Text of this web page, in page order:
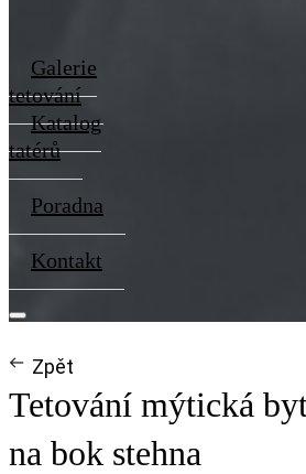
Galerie
tetování
Katalog
tatérů
Poradna
Kontakt
Zpět
Tetování mýtická
na bok stehna